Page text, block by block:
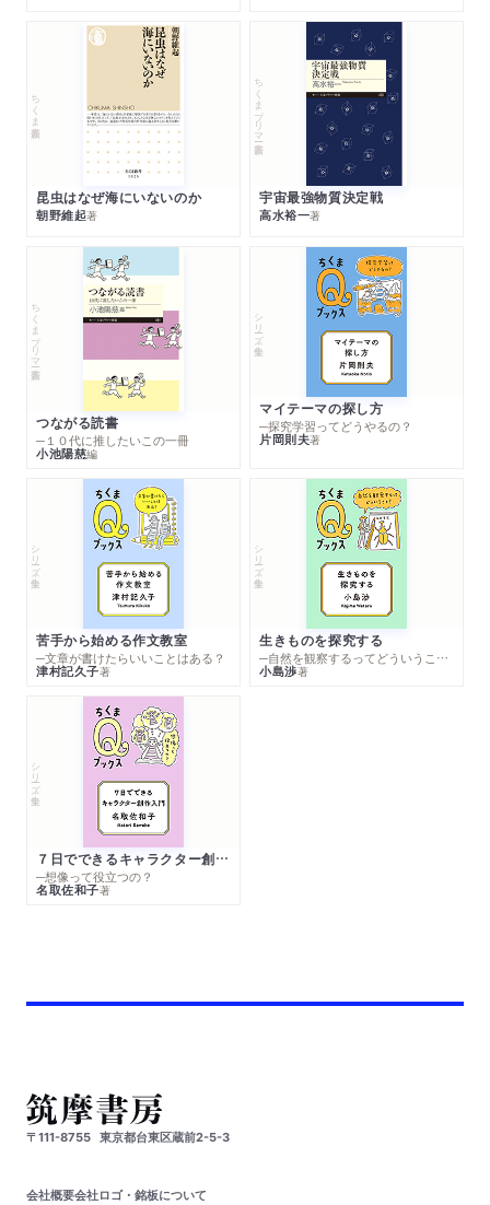
ちくま新書
昆虫はなぜ海にいないのか
朝野維起著
ちくまプリマー新書
宇宙最強物質決定戦
高水裕一著
ちくまプリマー新書
つながる読書
─１０代に推したいこの一冊
小池陽慈編
シリーズ・全集
マイテーマの探し方
─探究学習ってどうやるの？
片岡則夫著
シリーズ・全集
苦手から始める作文教室
─文章が書けたらいいことはある？
津村記久子著
シリーズ・全集
生きものを探究する
─自然を観察するってどういうこと？
小島渉著
シリーズ・全集
７日でできるキャラクター創作入門
─想像って役立つの？
名取佐和子著
〒111-8755 東京都台東区蔵前2-5-3
会社概要会社ロゴ・銘板について